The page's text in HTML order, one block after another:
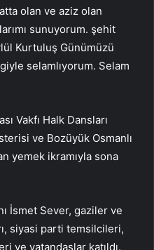
olan ve aziz olan
sunuyorum. şehit
Kurtuluş Günümüzü
selamlıyorum. Selam
Vakfı Halk Dansları
ve Bozüyük Osmanlı
yemek ikramıyla sona
İsmet Sever, gaziler ve
siyasi parti temsilcileri,
ve vatandaşlar katıldı.